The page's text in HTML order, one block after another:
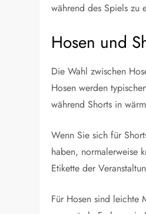
während des Spiels zu
Hosen und
Die Wahl zwischen
Hosen werden
während Shorts in
Wenn Sie sich für
haben, normalerweise
Etikette der
Für Hosen sind leichte